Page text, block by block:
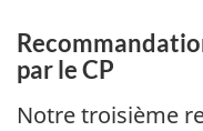
par le CP
Notre troisième